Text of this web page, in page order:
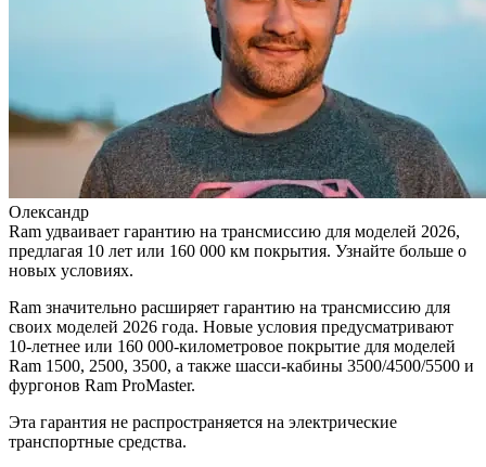
Олександр
Ram удваивает гарантию на трансмиссию для моделей 2026,
предлагая 10 лет или 160 000 км покрытия. Узнайте больше о
новых условиях.
Ram значительно расширяет гарантию на трансмиссию для
своих моделей 2026 года. Новые условия предусматривают
10-летнее или 160 000-километровое покрытие для моделей
Ram 1500, 2500, 3500, а также шасси-кабины 3500/4500/5500 и
фургонов Ram ProMaster.
Эта гарантия не распространяется на электрические
транспортные средства.